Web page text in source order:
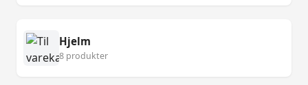
Hjelm
8 produkter